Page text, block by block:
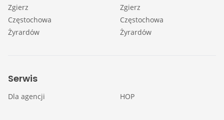
Zgierz
Częstochowa
Żyrardów
Zgierz
Częstochowa
Żyrardów
Serwis
Dla agencji HOP